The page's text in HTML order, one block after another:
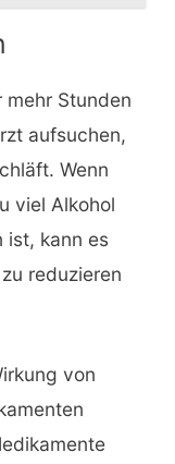
Stunden
aufsuchen,
Wenn
viel Alkohol
ist, kann es
reduzieren
von